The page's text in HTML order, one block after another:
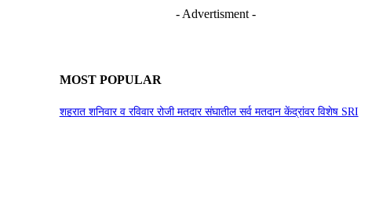
- Advertisment -
MOST POPULAR
शहरात शनिवार व रविवार रोजी मतदार संघातील सर्व मतदान केंद्रांवर विशेष SRI